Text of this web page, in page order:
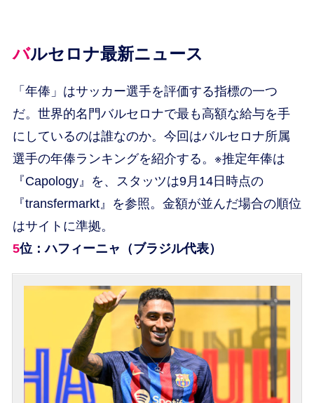
バルセロナ最新ニュース
「年俸」はサッカー選手を評価する指標の一つ
だ。世界的名門バルセロナで最も高額な給与を手
にしているのは誰なのか。今回はバルセロナ所属
選手の年俸ランキングを紹介する。※推定年俸は
『Capology』を、スタッツは9月14日時点の
『transfermarkt』を参照。金額が並んだ場合の順位
はサイトに準拠。
5位：ハフィーニャ（ブラジル代表）